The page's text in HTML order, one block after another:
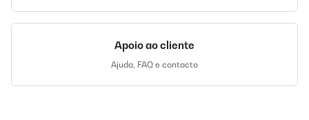
Apoio ao cliente
Ajuda, FAQ e contacto